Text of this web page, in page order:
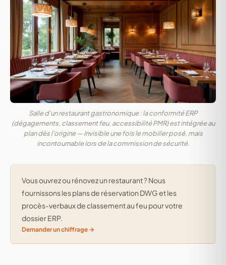
Salle d'un restaurant gastronomique : la conformité ERP
(dégagements, classement feu, accessibilité PMR) est intégrée au
plan dès l'origine — invisible une fois le mobilier posé, mais
incontournable lors de la commission de sécurité.
Vous ouvrez ou rénovez un restaurant ? Nous
fournissons les plans de réservation DWG et les
procès-verbaux de classement au feu pour votre
dossier ERP.
Demander un chiffrage